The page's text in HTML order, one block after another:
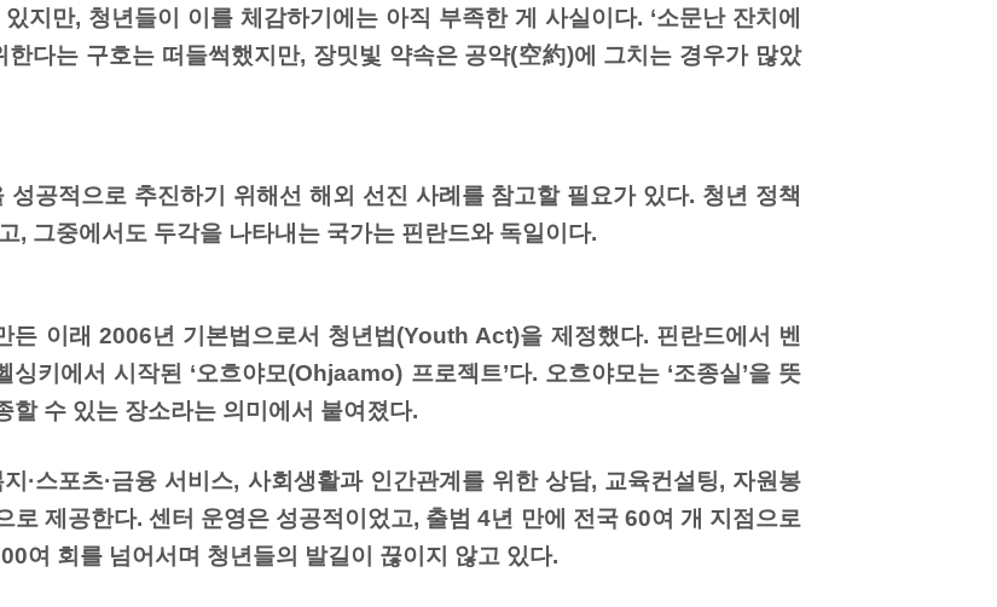
지만, 청년들이 이를 체감하기에는 아직 부족한 게 사실이다. ‘소문난 잔치에
다는 구호는 떠들썩했지만, 장밋빛 약속은 공약(空約)에 그치는 경우가 많았
공적으로 추진하기 위해선 해외 선진 사례를 참고할 필요가 있다. 청년 정책
, 그중에서도 두각을 나타내는 국가는 핀란드와 독일이다.
이래 2006년 기본법으로서 청년법(Youth Act)을 제정했다. 핀란드에서 벤
키에서 시작된 ‘오흐야모(Ohjaamo) 프로젝트’다. 오흐야모는 ‘조종실’을 뜻
수 있는 장소라는 의미에서 붙여졌다.
·스포츠·금융 서비스, 사회생활과 인간관계를 위한 상담, 교육컨설팅, 자원봉
제공한다. 센터 운영은 성공적이었고, 출범 4년 만에 전국 60여 개 지점으로
여 회를 넘어서며 청년들의 발길이 끊이지 않고 있다.